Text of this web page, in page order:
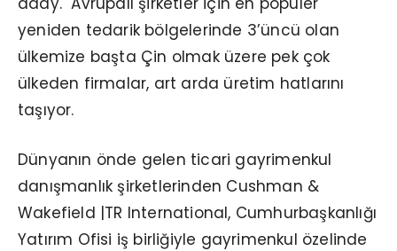
yeniden tedarik bölgelerinde 3’üncü olan
ülkemize başta Çin olmak üzere pek çok
ülkeden firmalar, art arda üretim hatlarını
taşıyor.
Dünyanın önde gelen ticari gayrimenkul
danışmanlık şirketlerinden Cushman &
Wakefield |TR International, Cumhurbaşkanlığı
Yatırım Ofisi iş birliğiyle gayrimenkul özelinde